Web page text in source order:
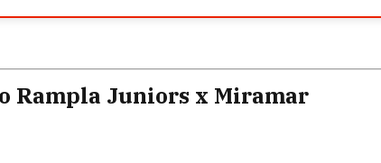
Rampla Juniors x Miramar